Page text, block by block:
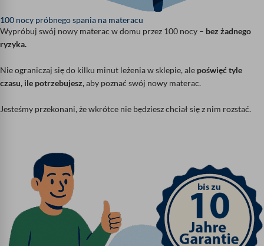
100 nocy próbnego spania na materacu
Wypróbuj swój nowy materac w domu przez 100 nocy – bez żadnego
ryzyka.
Nie ograniczaj się do kilku minut leżenia w sklepie, ale poświęć tyle
czasu, ile potrzebujesz,aby poznać swój nowy materac.
Jesteśmy przekonani, że wkrótce nie będziesz chciał się z nim rozstać.